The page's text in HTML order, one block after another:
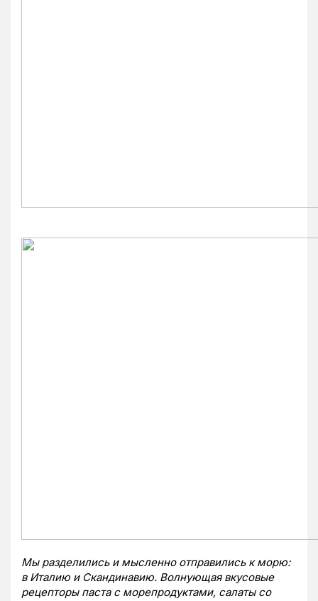
Мы разделились и мысленно отправились к морю:
в Италию и Скандинавию. Волнующая вкусовые
рецепторы паста с морепродуктами, салаты со